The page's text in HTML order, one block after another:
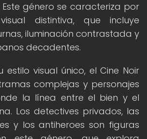
género se caracteriza por
distintiva, que incluye
iluminación contrastada y
decadentes.
estilo visual único, el Cine Noir
complejas y personajes
la línea entre el bien y el
Los detectives privados, las
y los antiheroes son figuras